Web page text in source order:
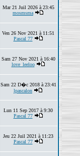
Mar 21 Juil 2026 à 23:45
mosmsma
Ven 26 Nov 2021 à 11:51
Pascal 77
Sam 27 Nov 2021 à 16:40
love_leeloo
Sam 22 D�c 2018 à 23:41
lpascalon
Lun 11 Sep 2017 à 9:30
Pascal 77
Jeu 22 Juil 2021 à 11:23
Pascal 77